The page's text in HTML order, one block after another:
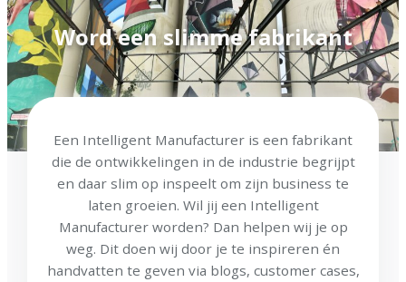
Word een slimme fabrikant
Een Intelligent Manufacturer is een fabrikant
die de ontwikkelingen in de industrie begrijpt
en daar slim op inspeelt om zijn business te
laten groeien. Wil jij een Intelligent
Manufacturer worden? Dan helpen wij je op
weg. Dit doen wij door je te inspireren én
handvatten te geven via blogs, customer cases,